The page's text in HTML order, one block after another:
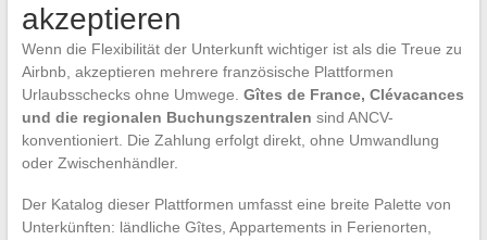
akzeptieren
Wenn die Flexibilität der Unterkunft wichtiger ist als die Treue zu
Airbnb, akzeptieren mehrere französische Plattformen
Urlaubsschecks ohne Umwege. Gîtes de France, Clévacances
und die regionalen Buchungszentralen sind ANCV-
konventioniert. Die Zahlung erfolgt direkt, ohne Umwandlung
oder Zwischenhändler.
Der Katalog dieser Plattformen umfasst eine breite Palette von
Unterkünften: ländliche Gîtes, Appartements in Ferienorten,